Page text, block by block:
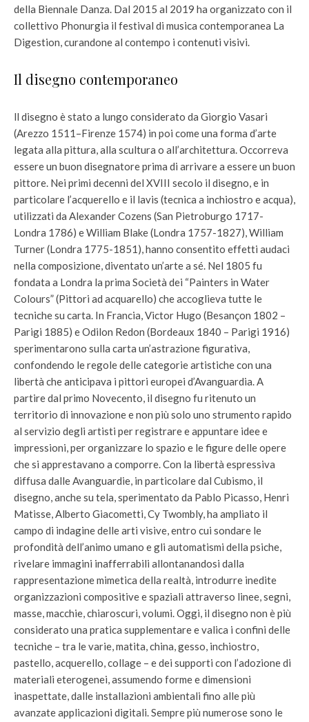
della Biennale Danza. Dal 2015 al 2019 ha organizzato con il
collettivo Phonurgia il festival di musica contemporanea La
Digestion, curandone al contempo i contenuti visivi.
Il disegno contemporaneo
ll disegno è stato a lungo considerato da Giorgio Vasari
(Arezzo 1511–Firenze 1574) in poi come una forma d’arte
legata alla pittura, alla scultura o all’architettura. Occorreva
essere un buon disegnatore prima di arrivare a essere un buon
pittore. Nei primi decenni del XVIII secolo il disegno, e in
particolare l’acquerello e il lavis (tecnica a inchiostro e acqua),
utilizzati da Alexander Cozens (San Pietroburgo 1717-
Londra 1786) e William Blake (Londra 1757-1827), William
Turner (Londra 1775-1851), hanno consentito effetti audaci
nella composizione, diventato un’arte a sé. Nel 1805 fu
fondata a Londra la prima Società dei “Painters in Water
Colours” (Pittori ad acquarello) che accoglieva tutte le
tecniche su carta. In Francia, Victor Hugo (Besançon 1802 –
Parigi 1885) e Odilon Redon (Bordeaux 1840 – Parigi 1916)
sperimentarono sulla carta un’astrazione figurativa,
confondendo le regole delle categorie artistiche con una
libertà che anticipava i pittori europei d’Avanguardia. A
partire dal primo Novecento, il disegno fu ritenuto un
territorio di innovazione e non più solo uno strumento rapido
al servizio degli artisti per registrare e appuntare idee e
impressioni, per organizzare lo spazio e le figure delle opere
che si apprestavano a comporre. Con la libertà espressiva
diffusa dalle Avanguardie, in particolare dal Cubismo, il
disegno, anche su tela, sperimentato da Pablo Picasso, Henri
Matisse, Alberto Giacometti, Cy Twombly, ha ampliato il
campo di indagine delle arti visive, entro cui sondare le
profondità dell’animo umano e gli automatismi della psiche,
rivelare immagini inafferrabili allontanandosi dalla
rappresentazione mimetica della realtà, introdurre inedite
organizzazioni compositive e spaziali attraverso linee, segni,
masse, macchie, chiaroscuri, volumi. Oggi, il disegno non è più
considerato una pratica supplementare e valica i confini delle
tecniche – tra le varie, matita, china, gesso, inchiostro,
pastello, acquerello, collage – e dei supporti con l’adozione di
materiali eterogenei, assumendo forme e dimensioni
inaspettate, dalle installazioni ambientali fino alle più
avanzate applicazioni digitali. Sempre più numerose sono le